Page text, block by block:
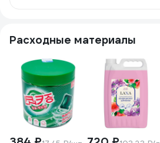
Расходные материалы